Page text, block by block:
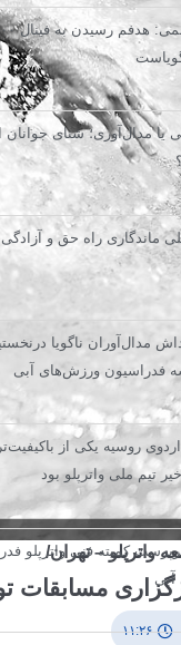
واترپلو – تهران/
مسابقات
۱۱:۲۶
یا مدال‌آوری؛ شنای جوانان
ماندگاری راه حق و آزادگی
مدال‌آوران ناگویا
فدراسیون ورزش‌های آبی
روسیه یکی از
تیم ملی واترپلو بود
کمیته فنی واترپلو